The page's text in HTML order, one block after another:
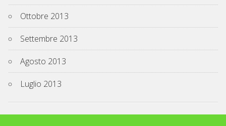
Ottobre 2013
Settembre 2013
Agosto 2013
Luglio 2013